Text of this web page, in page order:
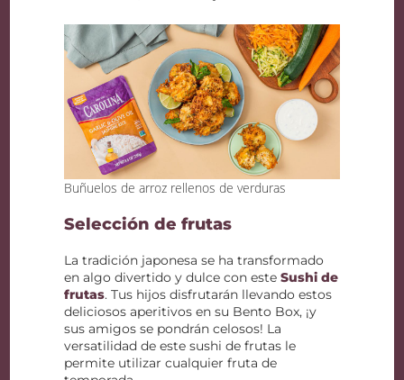
Buñuelos de arroz rellenos de verduras
Selección de frutas
La tradición japonesa se ha transformado
en algo divertido y dulce con esteSushi de
frutas. Tus hijos disfrutarán llevando estos
deliciosos aperitivos en su Bento Box, ¡y
sus amigos se pondrán celosos! La
versatilidad de este sushi de frutas le
permite utilizar cualquier fruta de